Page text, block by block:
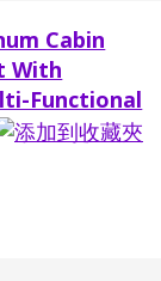
Cabin
With
Functional